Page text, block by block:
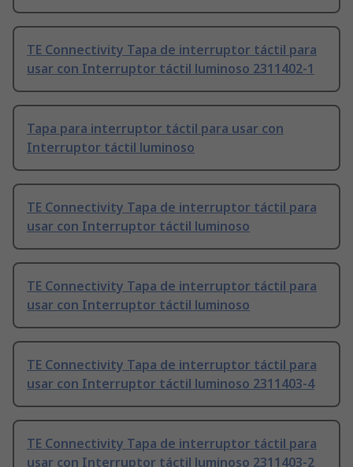
TE Connectivity Tapa de interruptor táctil para
usar con Interruptor táctil luminoso 2311402-1
Tapa para interruptor táctil para usar con
Interruptor táctil luminoso
TE Connectivity Tapa de interruptor táctil para
usar con Interruptor táctil luminoso
TE Connectivity Tapa de interruptor táctil para
usar con Interruptor táctil luminoso
TE Connectivity Tapa de interruptor táctil para
usar con Interruptor táctil luminoso 2311403-4
TE Connectivity Tapa de interruptor táctil para
usar con Interruptor táctil luminoso 2311403-2